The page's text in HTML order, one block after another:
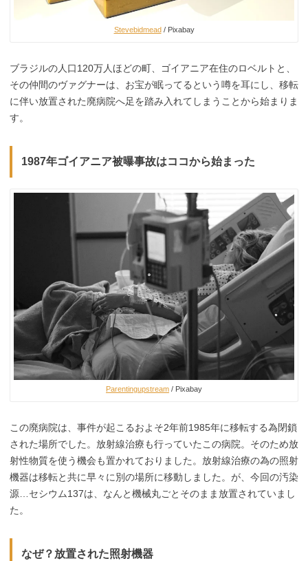
Stevebidmead/ Pixabay
ブラジルの人口120万人ほどの町、ゴイアニア在住のロベルトと、
その仲間のヴァグナーは、お宝が眠ってるという噂を耳にし、移転
に伴い放置された廃病院へ足を踏み入れてしまうことから始まりま
す。
1987年ゴイアニア被曝事故はココから始まった
Parentingupstream / Pixabay
この廃病院は、事件が起こるおよそ2年前1985年に移転する為閉鎖
された場所でした。放射線治療も行っていたこの病院。そのため放
射性物質を使う機会も置かれておりました。放射線治療の為の照射
機器は移転と共に早々に別の場所に移動しました。が、今回の汚染
源…セシウム137は、なんと機械丸ごとそのまま放置されていまし
た。
なぜ？放置された照射機器